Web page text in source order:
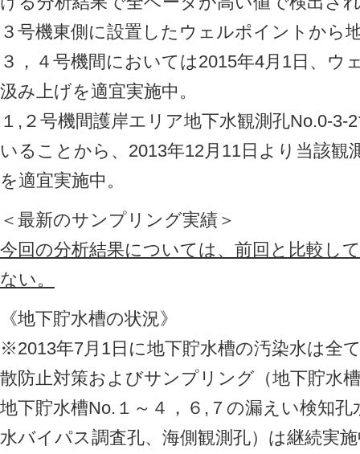
３号機東側に設置したウェルポイントから
３，４号機間においては2015年4月1日、ウ
汲み上げを適宜実施中。
１,２号機間護岸エリア地下水観測孔No.0-
いることから、2013年12月11日より当該観
を適宜実施中。
＜最新のサンプリング実績＞
今回の分析結果については、前回と比較し
ない。
《地下貯水槽の状況》
※2013年7月1日に地下貯水槽の汚染水は全
散防止対策およびサンプリング（地下貯水
地下貯水槽No.１～４，６,７の漏えい検知
水バイパス調査孔、海側観測孔）は継続実